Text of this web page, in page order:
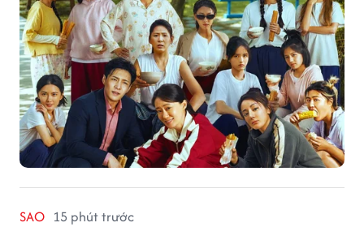
SAO 15 phút trước